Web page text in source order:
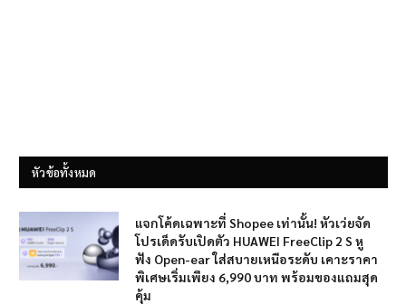
หัวข้อทั้งหมด
แจกโค้ดเฉพาะที่ Shopee เท่านั้น! หัวเว่ยจัด
โปรเด็ดรับเปิดตัว HUAWEI FreeClip 2 S หู
ฟัง Open-ear ใส่สบายเหนือระดับ เคาะราคา
พิเศษเริ่มเพียง 6,990 บาท พร้อมของแถมสุด
คุ้ม